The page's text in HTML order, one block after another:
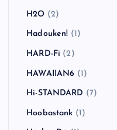
H2O (2)
Hadouken! (1)
HARD-Fi (2)
HAWAIIAN6 (1)
Hi-STANDARD (7)
Hoobastank (1)